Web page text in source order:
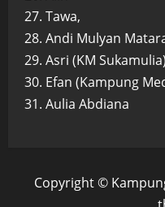
27. Tawa,
28. Andi Mulyan
29. Asri (KM
30. Efan (Kampung
31. Aulia Abdiana
Copyright ©